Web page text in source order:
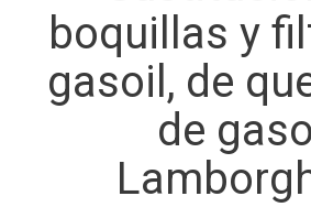
boquillas y
gasoil, de
de